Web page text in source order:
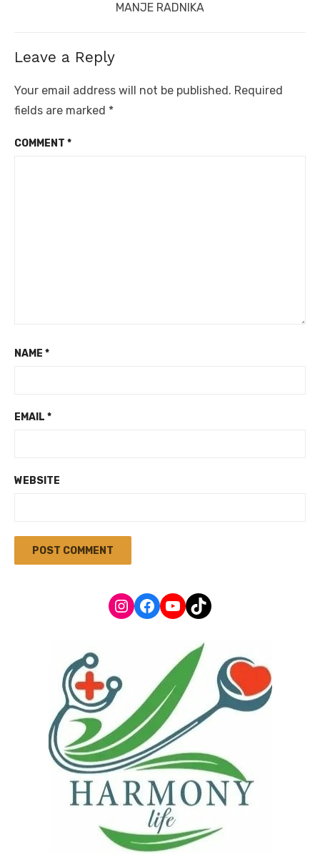
MANJE RADNIKA
Leave a Reply
Your email address will not be published. Required
fields are marked *
COMMENT *
NAME *
EMAIL *
WEBSITE
Instagram
Facebook
YouTube
TikTok